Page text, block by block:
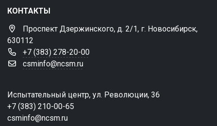
КОНТАКТЫ
Проспект Дзержинского, д. 2/1, г. Новосибирск,
630112
+7 (383) 278-20-00
csminfo@ncsm.ru
Испытательный центр, ул. Революции, 36
+7 (383) 210-00-65
csminfo@ncsm.ru